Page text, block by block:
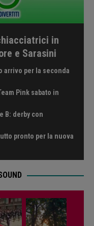
in
e Sarasini
arrivo per la seconda
Pink sabato in
B: derby con
pronto per la nuova